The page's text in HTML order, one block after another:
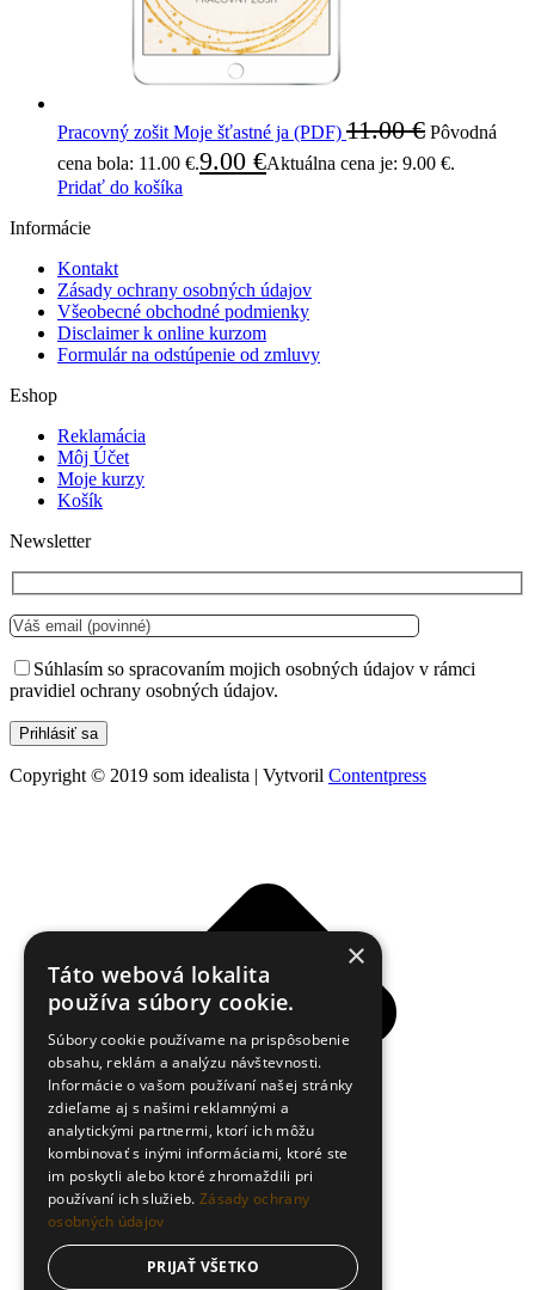
Pracovný zošit Moje šťastné ja (PDF) 11.00€ Pôvodná
cena bola: 11.00 €.9.00 €Aktuálna cena je: 9.00 €.
Pridať do košíka
Informácie
Kontakt
Zásady ochrany osobných údajov
Všeobecné obchodné podmienky
Disclaimer k online kurzom
Formulár na odstúpenie od zmluvy
Eshop
Reklamácia
Môj Účet
Moje kurzy
Košík
Newsletter
Súhlasím so spracovaním mojich osobných údajov v rámci
pravidiel ochrany osobných údajov.
Copyright © 2019 som idealista | Vytvoril Contentpress
×
Táto webová lokalita
používa súbory cookie.
Súbory cookie používame na prispôsobenie
obsahu, reklám a analýzu návštevnosti.
Informácie o vašom používaní našej stránky
zdieľame aj s našimi reklamnými a
analytickými partnermi, ktorí ich môžu
kombinovať s inými informáciami, ktoré ste
im poskytli alebo ktoré zhromaždili pri
používaní ich služieb. Zásady ochrany
osobných údajov
PRIJAŤ VŠETKO